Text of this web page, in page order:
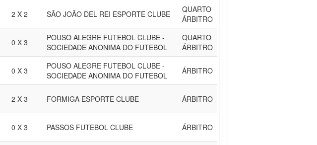
2 X 2 SÃO JOÃO DEL REI ESPORTE CLUBE
QUARTO
ÁRBITRO
0 X 3
POUSO ALEGRE FUTEBOL CLUBE -
SOCIEDADE ANONIMA DO FUTEBOL
QUARTO
ÁRBITRO
0 X 3
POUSO ALEGRE FUTEBOL CLUBE -
SOCIEDADE ANONIMA DO FUTEBOL
ÁRBITRO
2 X 3 FORMIGA ESPORTE CLUBE ÁRBITRO
0 X 3 PASSOS FUTEBOL CLUBE ÁRBITRO